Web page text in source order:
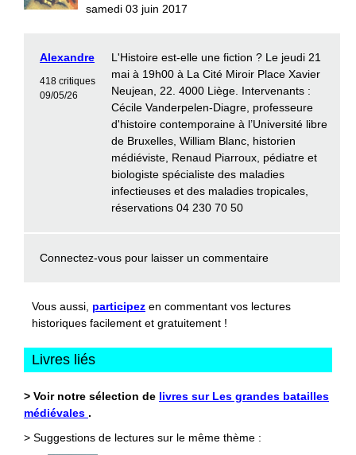
samedi 03 juin 2017
Alexandre
418 critiques
09/05/26
L'Histoire est-elle une fiction ? Le jeudi 21
mai à 19h00 à La Cité Miroir Place Xavier
Neujean, 22. 4000 Liège. Intervenants :
Cécile Vanderpelen-Diagre, professeure
d'histoire contemporaine à l’Université libre
de Bruxelles, William Blanc, historien
médiéviste, Renaud Piarroux, pédiatre et
biologiste spécialiste des maladies
infectieuses et des maladies tropicales,
réservations 04 230 70 50
Connectez-vous pour laisser un commentaire
Vous aussi, participez en commentant vos lectures
historiques facilement et gratuitement !
Livres liés
> Voir notre sélection de livres sur Les grandes batailles
médiévales .
> Suggestions de lectures sur le même thème :